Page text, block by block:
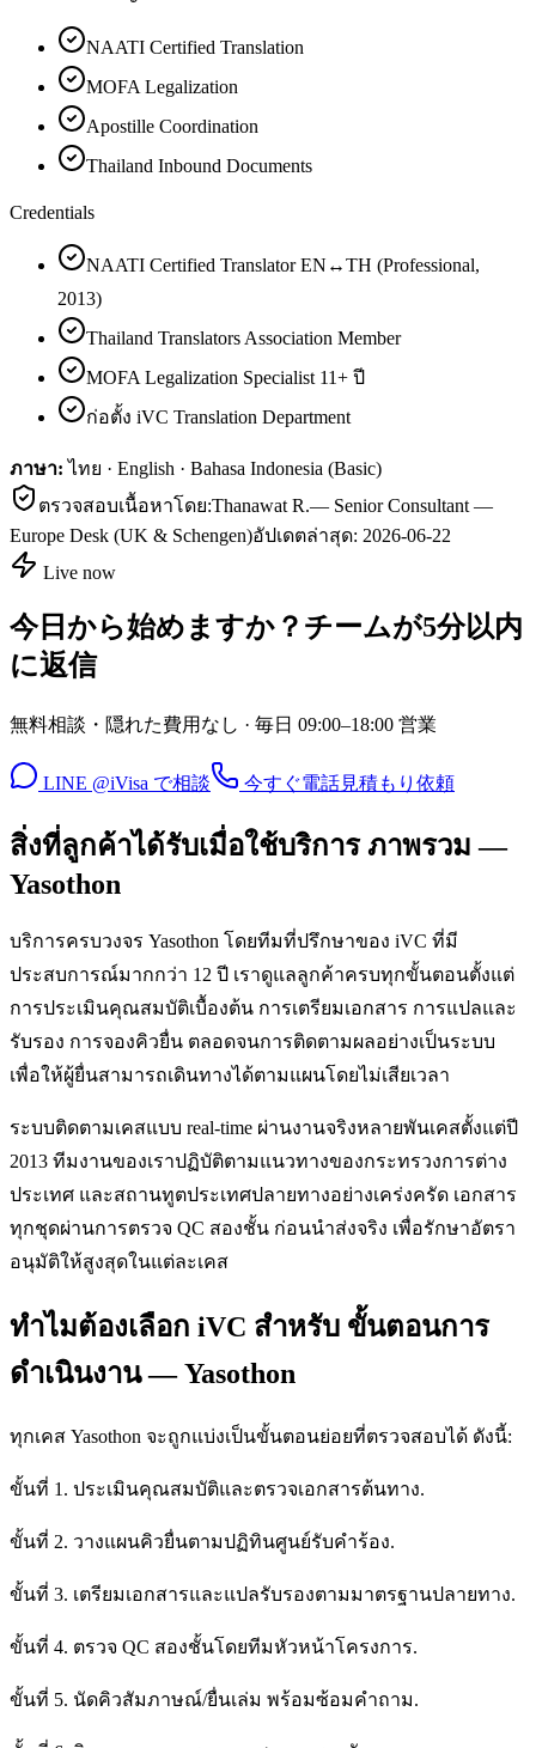
NAATI Certified Translation
MOFA Legalization
Apostille Coordination
Thailand Inbound Documents
Credentials
NAATI Certified Translator EN↔TH (Professional,
2013)
Thailand Translators Association Member
MOFA Legalization Specialist 11+ ปี
ก่อตั้ง iVC Translation Department
ภาษา: ไทย · English · Bahasa Indonesia (Basic)
ตรวจสอบเนื้อหาโดย:Thanawat R.— Senior Consultant —
Europe Desk (UK & Schengen)อัปเดตล่าสุด: 2026-06-22
Live now
今日から始めますか？チームが5分以内
に返信
無料相談・隠れた費用なし · 毎日 09:00–18:00 営業
LINE @iVisa で相談 今すぐ電話見積もり依頼
สิ่งที่ลูกค้าได้รับเมื่อใช้บริการ ภาพรวม —
Yasothon
บริการครบวงจร Yasothon โดยทีมที่ปรึกษาของ iVC ที่มี
ประสบการณ์มากกว่า 12 ปี เราดูแลลูกค้าครบทุกขั้นตอนตั้งแต่
การประเมินคุณสมบัติเบื้องต้น การเตรียมเอกสาร การแปลและ
รับรอง การจองคิวยื่น ตลอดจนการติดตามผลอย่างเป็นระบบ
เพื่อให้ผู้ยื่นสามารถเดินทางได้ตามแผนโดยไม่เสียเวลา
ระบบติดตามเคสแบบ real-time ผ่านงานจริงหลายพันเคสตั้งแต่ปี
2013 ทีมงานของเราปฏิบัติตามแนวทางของกระทรวงการต่าง
ประเทศ และสถานทูตประเทศปลายทางอย่างเคร่งครัด เอกสาร
ทุกชุดผ่านการตรวจ QC สองชั้น ก่อนนำส่งจริง เพื่อรักษาอัตรา
อนุมัติให้สูงสุดในแต่ละเคส
ทำไมต้องเลือก iVC สำหรับ ขั้นตอนการ
ดำเนินงาน — Yasothon
ทุกเคส Yasothon จะถูกแบ่งเป็นขั้นตอนย่อยที่ตรวจสอบได้ ดังนี้:
ขั้นที่ 1. ประเมินคุณสมบัติและตรวจเอกสารต้นทาง.
ขั้นที่ 2. วางแผนคิวยื่นตามปฏิทินศูนย์รับคำร้อง.
ขั้นที่ 3. เตรียมเอกสารและแปลรับรองตามมาตรฐานปลายทาง.
ขั้นที่ 4. ตรวจ QC สองชั้นโดยทีมหัวหน้าโครงการ.
ขั้นที่ 5. นัดคิวสัมภาษณ์/ยื่นเล่ม พร้อมซ้อมคำถาม.